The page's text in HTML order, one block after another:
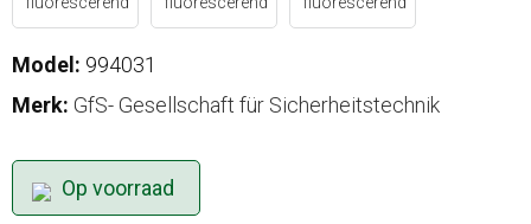
Model: 994031
Merk: GfS- Gesellschaft für Sicherheitstechnik
Op voorraad